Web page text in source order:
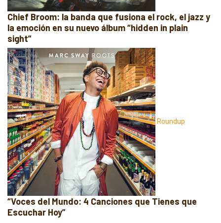
Chief Broom: la banda que fusiona el rock, el jazz y
la emoción en su nuevo álbum “hidden in plain
sight”
Roundup
“Voces del Mundo: 4 Canciones que Tienes que
Escuchar Hoy”